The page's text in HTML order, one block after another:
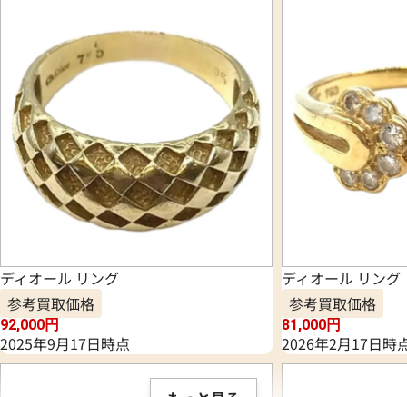
ディオール リング
参考買取価格
92,000円
2025年9月17日時点
ディオール リング
参考買取価格
81,000円
2026年2月17日時